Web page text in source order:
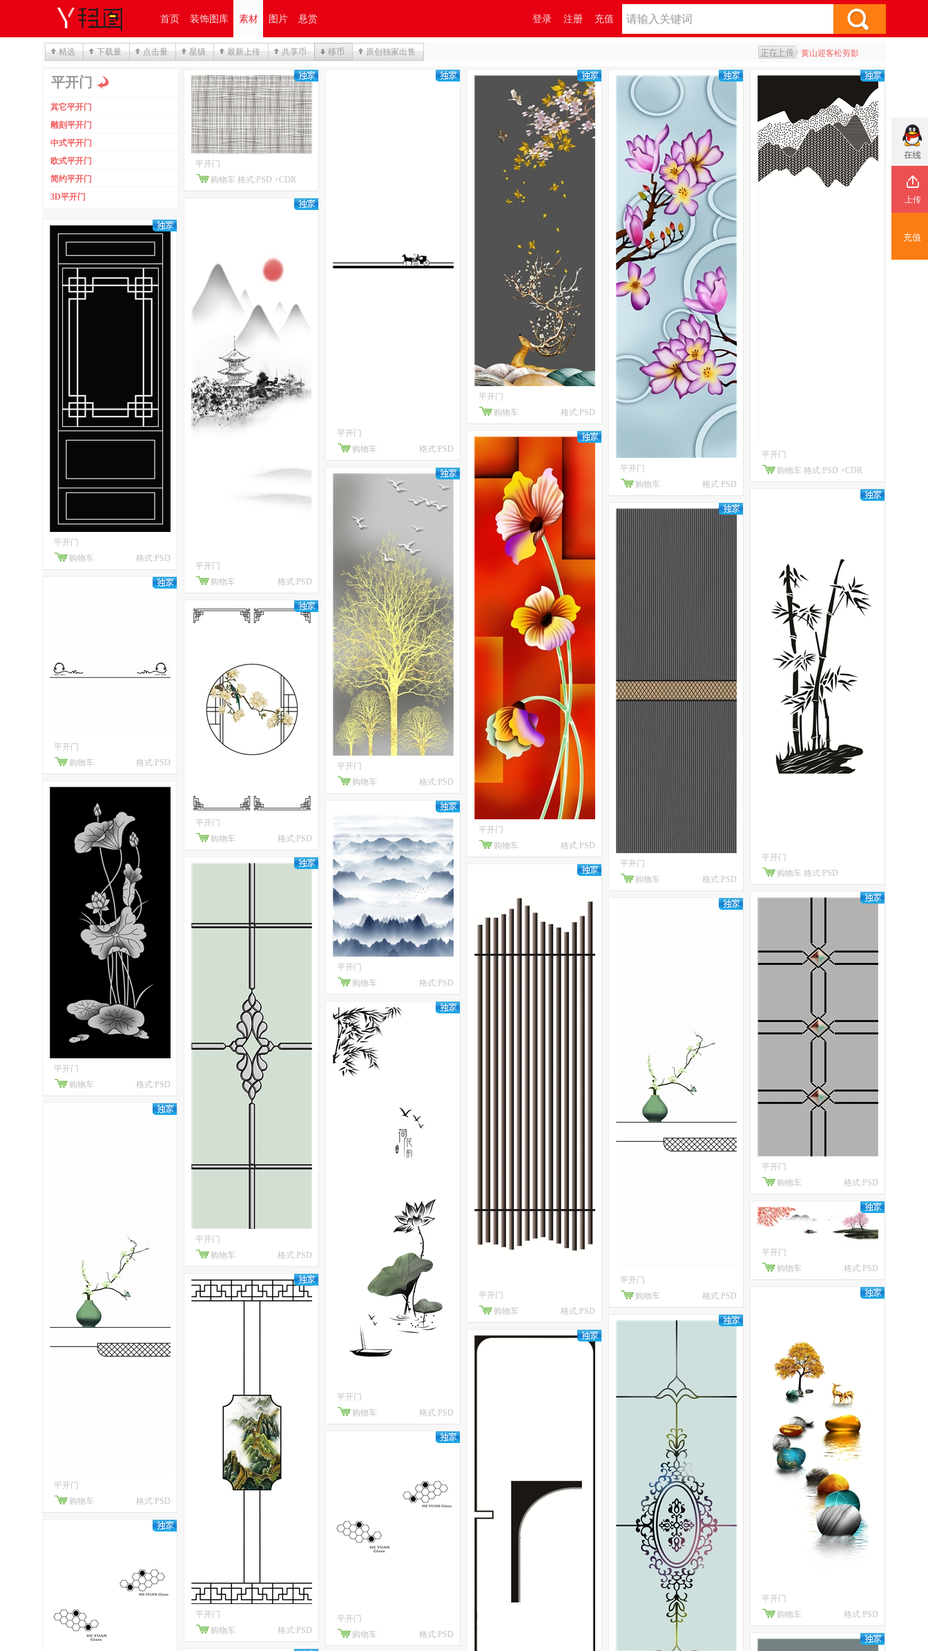
首页 装饰图库 素材 图片 悬赏 充值
注册
登录
精选 下载量 点击量 星级 最新上传 共享币 移币 原创独家出售
简易四花线条银波...
简易四花线条
简易四花线条银波...
简易四花线条
平开门
其它平开门
雕刻平开门
中式平开门
欧式平开门
简约平开门
3D平开门
平开门
购物车
格式:PSD
平开门
购物车
格式:PSD
平开门
购物车
格式:PSD
平开门
购物车
格式:PSD
平开门
购物车 格式:PSD +CDR
平开门
购物车
格式:PSD
平开门
购物车
格式:PSD
平开门
购物车
格式:PSD
平开门
购物车
格式:PSD
平开门
购物车
格式:PSD
平开门
购物车
格式:PSD
平开门
购物车
格式:PSD
平开门
购物车
格式:PSD
平开门
购物车
格式:PSD
平开门
购物车
格式:PSD
平开门
购物车
格式:PSD
平开门
购物车
格式:PSD
平开门
购物车
格式:PSD
平开门
购物车
格式:PSD
平开门
购物车
格式:PSD
平开门
购物车 格式:PSD +CDR
平开门
购物车 格式:PSD
平开门
购物车
格式:PSD
平开门
购物车
格式:PSD
平开门
购物车
格式:PSD
上传
充值